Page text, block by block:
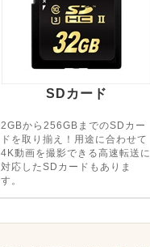
SDカード
2GBから256GBまでのSDカー
ドを取り揃え！用途に合わせて
4K動画を撮影できる高速転送に
対応したSDカードもありま
す。